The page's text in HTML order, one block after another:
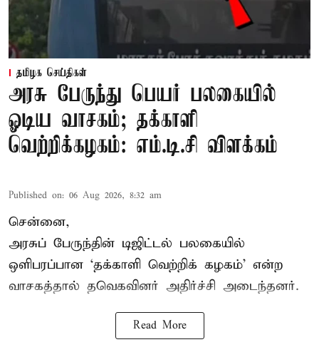
தமிழக செய்திகள்
அரசு பேருந்து பெயர் பலகையில்
ஓடிய வாசகம்; தக்காளி
வெற்றிக்கழகம்: எம்.டி.சி விளக்கம்
Published on: 06 Aug 2026, 8:32 am
சென்னை,
அரசுப் பேருந்தின் டிஜிட்டல் பலகையில்
ஒளிபரப்பான ‘தக்காளி வெற்றிக் கழகம்’ என்ற
வாசகத்தால் தவெகவினர் அதிர்ச்சி அடைந்தனர்.
Read More